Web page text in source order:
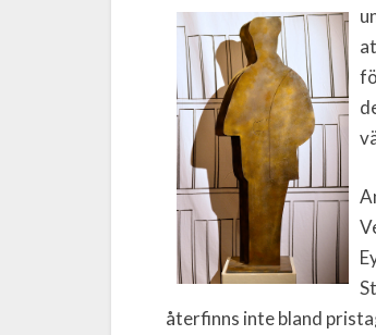
återfinns inte bland